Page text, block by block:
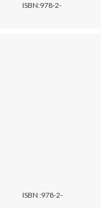
ISBN:978-2-
ISBN :978-2-